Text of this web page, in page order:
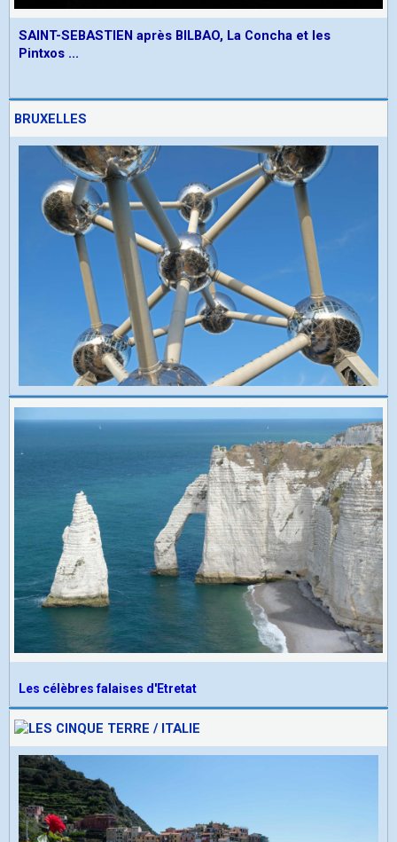
SAINT-SEBASTIEN après BILBAO, La Concha et les
Pintxos ...
BRUXELLES
Les célèbres falaises d'Etretat